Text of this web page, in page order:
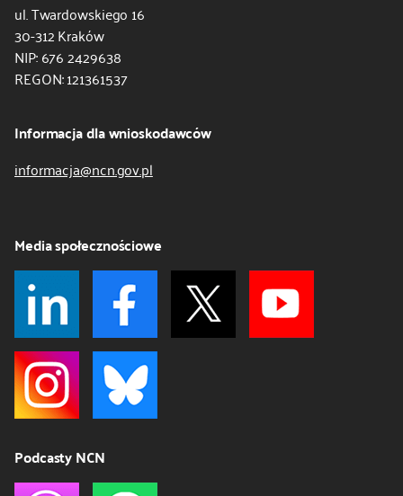
ul. Twardowskiego 16
30-312 Kraków
NIP: 676 2429638
REGON: 121361537
Informacja dla wnioskodawców
informacja@ncn.gov.pl
Media społecznościowe
Podcasty NCN